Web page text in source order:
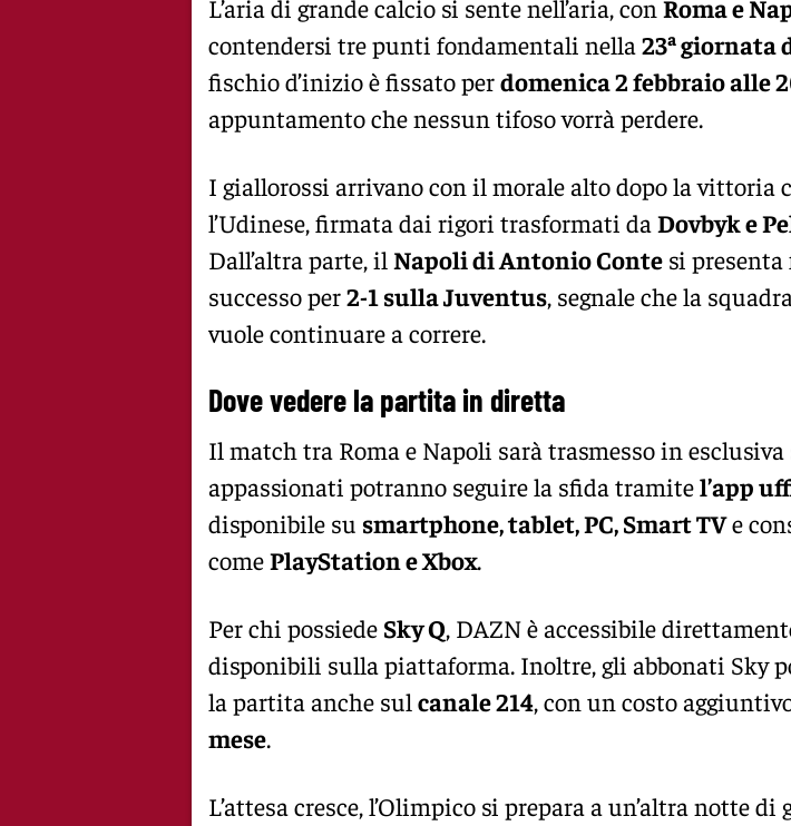
L’aria di grande calcio si sente nell’aria, con Roma e
contendersi tre punti fondamentali nella 23ª giornata
fischio d’inizio è fissato perdomenica 2 febbraio alle
appuntamento che nessun tifoso vorrà perdere.
I giallorossi arrivano con il morale alto dopo la vittoria
l’Udinese, firmata dai rigori trasformati da Dovbyk e
Dall’altra parte, il Napoli di Antonio Conte si presenta
successo per2-1 sulla Juventus, segnale che la
vuole continuare a correre.
Dove vedere la partita in diretta
Il match tra Roma e Napoli sarà trasmesso in esclusiva
appassionati potranno seguire la sfida tramitel’app
disponibile su smartphone, tablet, PC, Smart TVe
comePlayStation e Xbox.
Per chi possiede Sky Q, DAZN è accessibile
disponibili sulla piattaforma. Inoltre, gli abbonati Sky
la partita anche sul canale 214, con un costo
mese.
L’attesa cresce, l’Olimpico si prepara a un’altra notte di